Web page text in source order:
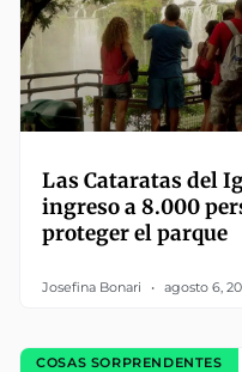
Las Cataratas del
ingreso a 8.000
proteger el parque
Josefina Bonari agosto 6,
COSAS SORPRENDENTES